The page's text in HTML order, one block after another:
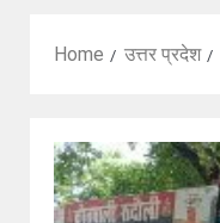
Home उत्तर प्रदेश